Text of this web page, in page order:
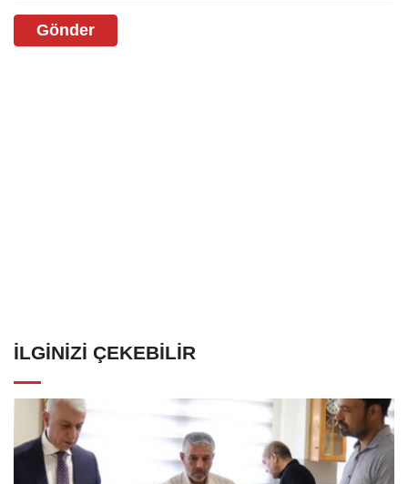
Gönder
İLGINIZI ÇEKEBILIR